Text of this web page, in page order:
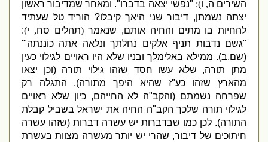
השירים ה ,ו):
"נפשי יצאה בדברו".ומאחר שמדיבור ראשון
יצתה נשמתן,דיבור שני היאך קיבלו?הוריד טל שעתיד
להחיות בו מתים והחיה אותם,שנאמר(תהלים סח,י)
גשם נדבות תניף אלקים נחלתך ונלאה אתה כוננתה"'
שם,ב).ממילא באלימלך ובניו שלא היו ראויים לגילוי כעין
מתן תורה,שלא עשו חסד שזהו גילוי תורה( וכן יצאו
מהארץ שזהו כע"ז שהיא היפך מתורה),התגלה רק
שפרחה נשמתם(והקב"ה לא החייהם,כיון שלא ראויים
לגילוי תורה שלכך הקב"ה החיה את ישראל בשביל קבלת
התורה).לכן כמו שבדברות יש עשרה דברות(שזהו עשרה
חיתוכים של דיבור,שהרי יש יותר מעשרה מצוות בעשרת